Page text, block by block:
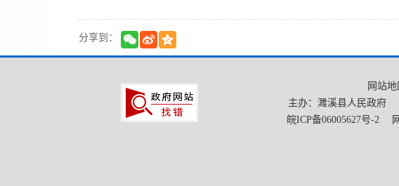
分享到：
网站地
主办：濉溪县人民政府
皖ICP备06005627号-2